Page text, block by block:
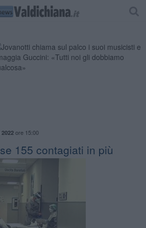
ore 15:00
155 contagiati in più